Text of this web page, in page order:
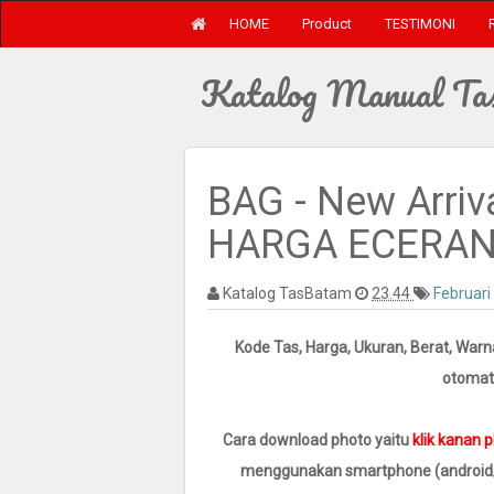
HOME Product TESTIMONI
Katalog Manual
BAG - New
HARGA
Katalog TasBatam 23.44
Kode Tas, Harga, Ukuran, Berat,
Cara download photo yaitu klik kanan
menggunakan smartphone